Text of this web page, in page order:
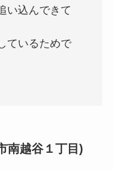
い込んできて
ているためで
南越谷１丁目)